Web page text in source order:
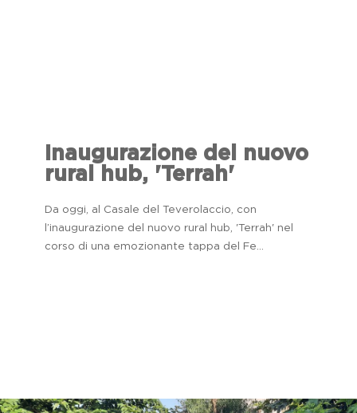
Inaugurazione del nuovo
rural hub, 'Terrah'
Da oggi, al Casale del Teverolaccio, con
l’inaugurazione del nuovo rural hub, 'Terrah' nel
corso di una emozionante tappa del Fe...